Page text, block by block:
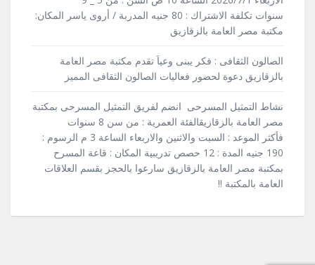
سنوات تكلفة الاشتراك : 80 جنيه المدربة / أروى ياسر المكان:
مكتبة مصر العامة بالزقازيق
الصالون الثقافى : فكر يبنى وعياَ تقدم مكتبة مصر العامة
بالزقازيق دعوة لحضور فعاليات الصالون الثقافى المميز
نشاط التمثيل المسرحى انضم لفريق التمثيل المسرحى بمكتبة
مصر العامة بالزقازيقالفئة العمرية : من سن 8 سنوات
فأكثر الموعد : السبت والاثنين والاربعاء الساعة 3 م الرسوم :
190 جنيه المدة : 12 حصص تدريبية المكان : قاعة المسرح
بمكتبة مصر العامة بالزقازيق سارعوا بالحجز بقسم العلاقات
العامة بالمكتبة !!